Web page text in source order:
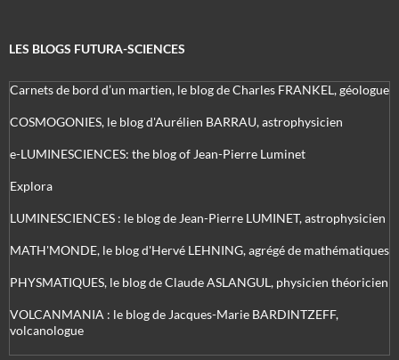
LES BLOGS FUTURA-SCIENCES
Carnets de bord d’un martien, le blog de Charles FRANKEL, géologue
COSMOGONIES, le blog d'Aurélien BARRAU, astrophysicien
e-LUMINESCIENCES: the blog of Jean-Pierre Luminet
Explora
LUMINESCIENCES : le blog de Jean-Pierre LUMINET, astrophysicien
MATH'MONDE, le blog d'Hervé LEHNING, agrégé de mathématiques
PHYSMATIQUES, le blog de Claude ASLANGUL, physicien théoricien
VOLCANMANIA : le blog de Jacques-Marie BARDINTZEFF,
volcanologue